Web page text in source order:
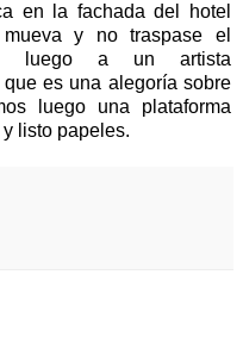
en la fachada del hotel
y no traspase el
luego a un artista
es una alegoría sobre
luego una plataforma
listo papeles.